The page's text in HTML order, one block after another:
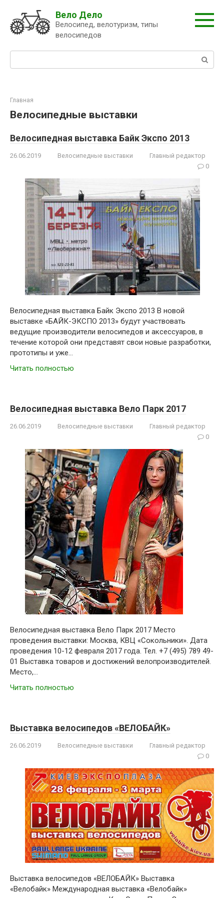
контенту
Вело Дело
Велосипед, велотуризм, типы
велосипедов
Главная
Велосипедные выставки
Велосипедная выставка Байк Экспо 2013
26.06.2019 Велосипедные выставки
Главный редактор
0
Велосипедная выставка Байк Экспо 2013 В новой
выставке «БАЙК-ЭКСПО 2013» будут участвовать
ведущие производители велосипедов и аксессуаров, в
течение которой они представят свои новые разработки,
прототипы и уже…
Читать полностью
Велосипедная выставка Вело Парк 2017
26.06.2019 Велосипедные выставки
Главный редактор
0
Велосипедная выставка Вело Парк 2017 Место
проведения выставки: Москва, КВЦ «Сокольники». Дата
проведения 10-12 февраля 2017 года. Тел. +7 (495) 789 49-
01 Выставка товаров и достижений велопроизводителей.
Место,…
Читать полностью
Выставка велосипедов «ВЕЛОБАЙК»
26.06.2019 Велосипедные выставки
Главный редактор
0
Выставка велосипедов «ВЕЛОБАЙК» Выставка
«Велобайк» Международная выставка «Велобайк»